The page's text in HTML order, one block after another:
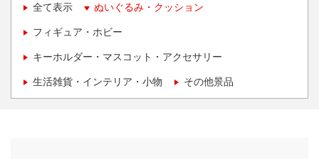
全て表示 ぬいぐるみ・クッション
フィギュア・ホビー
キーホルダー・マスコット・アクセサリー
生活雑貨・インテリア・小物 その他景品